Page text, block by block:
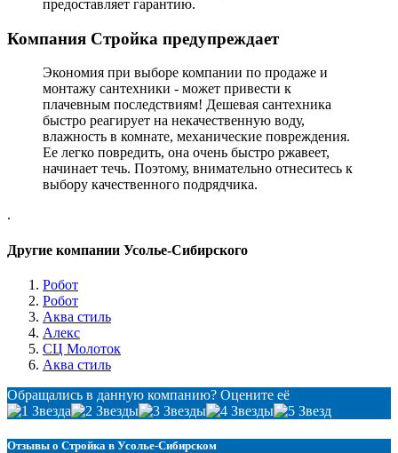
предоставляет гарантию.
Компания Стройка предупреждает
Экономия при выборе компании по продаже и
монтажу сантехники - может привести к
плачевным последствиям! Дешевая сантехника
быстро реагирует на некачественную воду,
влажность в комнате, механические повреждения.
Ее легко повредить, она очень быстро ржавеет,
начинает течь. Поэтому, внимательно отнеситесь к
выбору качественного подрядчика.
.
Другие компании Усолье-Сибирского
Робот
Робот
Аква стиль
Алекс
СЦ Молоток
Аква стиль
Обращались в данную компанию? Оцените её
Отзывы о Стройка в Усолье-Сибирском